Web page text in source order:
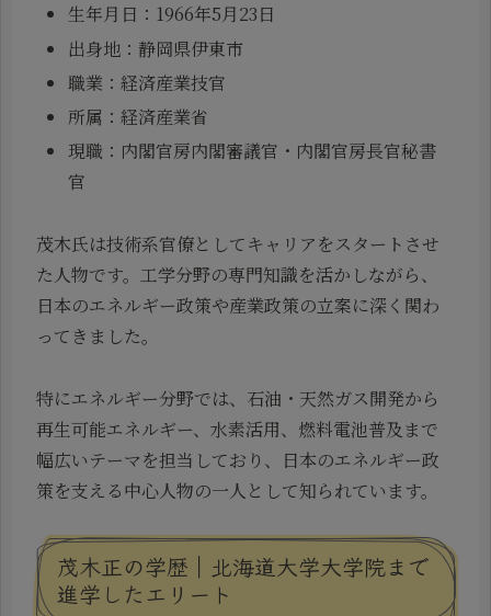
生年月日：1966年5月23日
出身地：静岡県伊東市
職業：経済産業技官
所属：経済産業省
現職：内閣官房内閣審議官・内閣官房長官秘書
官
茂木氏は技術系官僚としてキャリアをスタートさせ
た人物です。工学分野の専門知識を活かしながら、
日本のエネルギー政策や産業政策の立案に深く関わ
ってきました。
特にエネルギー分野では、石油・天然ガス開発から
再生可能エネルギー、水素活用、燃料電池普及まで
幅広いテーマを担当しており、日本のエネルギー政
策を支える中心人物の一人として知られています。
茂木正の学歴｜北海道大学大学院まで
進学したエリート